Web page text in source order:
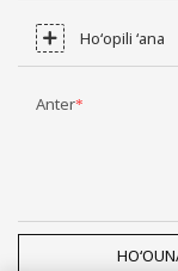
Hoʻopili ʻana
Anter